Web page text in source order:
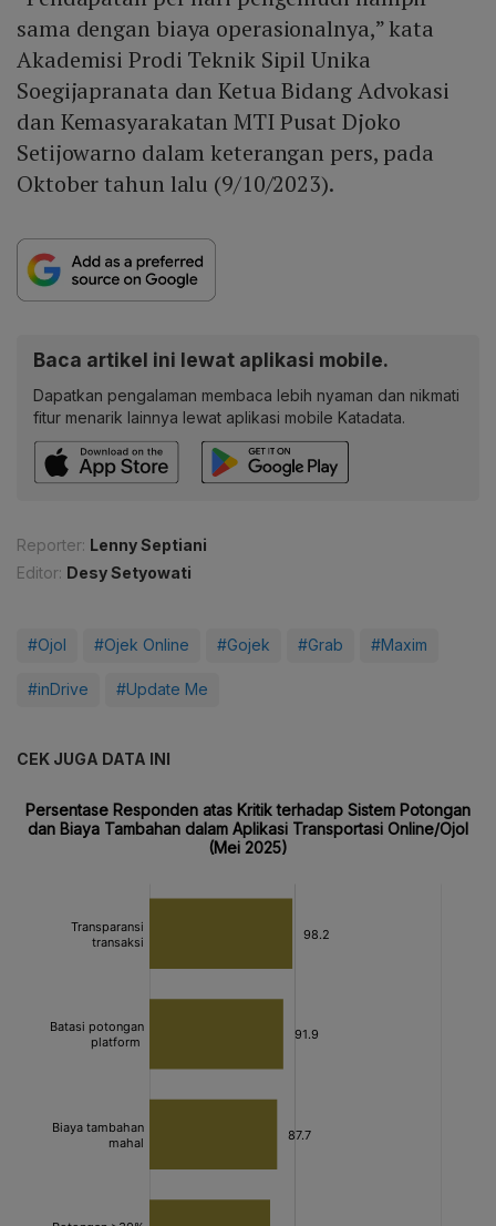
sama dengan biaya operasionalnya,” kata
Akademisi Prodi Teknik Sipil Unika
Soegijapranata dan Ketua Bidang Advokasi
dan Kemasyarakatan MTI Pusat Djoko
Setijowarno dalam keterangan pers, pada
Oktober tahun lalu (9/10/2023).
Baca artikel ini lewat aplikasi mobile.
Dapatkan pengalaman membaca lebih nyaman dan nikmati
fitur menarik lainnya lewat aplikasi mobile Katadata.
Reporter: Lenny Septiani
Editor: Desy Setyowati
#Ojol #Ojek Online #Gojek #Grab #Maxim
#inDrive #Update Me
CEK JUGA DATA INI